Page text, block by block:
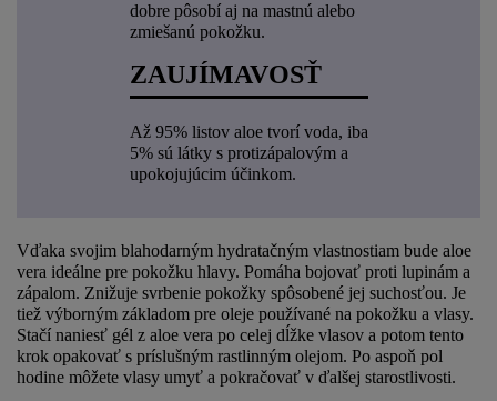
dobre pôsobí aj na mastnú alebo
zmiešanú pokožku.
ZAUJÍMAVOSŤ
Až 95% listov aloe tvorí voda, iba
5% sú látky s protizápalovým a
upokojujúcim účinkom.
Vďaka svojim blahodarným hydratačným vlastnostiam bude aloe
vera ideálne pre pokožku hlavy. Pomáha bojovať proti lupinám a
zápalom. Znižuje svrbenie pokožky spôsobené jej suchosťou. Je
tiež výborným základom pre oleje používané na pokožku a vlasy.
Stačí naniesť gél z aloe vera po celej dĺžke vlasov a potom tento
krok opakovať s príslušným rastlinným olejom. Po aspoň pol
hodine môžete vlasy umyť a pokračovať v ďalšej starostlivosti.